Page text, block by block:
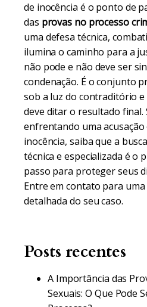
de inocência é o ponto de
das provas no processo
uma defesa técnica,
ilumina o caminho para a
não pode e não deve ser
condenação. É o conjunto
sob a luz do contraditório e
deve ditar o resultado final.
enfrentando uma acusação
inocência, saiba que a
técnica e especializada é o
passo para proteger seus
Entre em contato para
detalhada do seu caso.
Posts recentes
A Importância das
Sexuais: O Que Pode